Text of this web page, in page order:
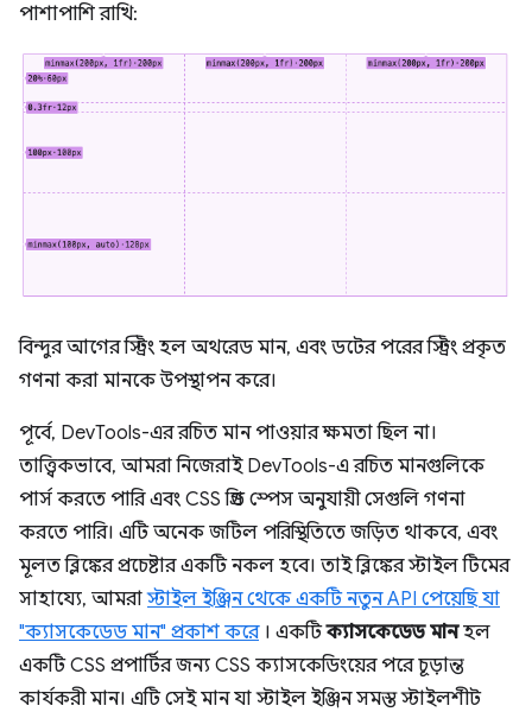
পাশাপাশি রাখি:
বিন্দুর আগের স্ট্রিং হল অথরেড মান, এবং ডটের পরের স্ট্রিং প্রকৃত
গণনা করা মানকে উপস্থাপন করে।
পূর্বে, DevTools-এর রচিত মান পাওয়ার ক্ষমতা ছিল না।
তাত্ত্বিকভাবে, আমরা নিজেরাই DevTools-এ রচিত মানগুলিকে
পার্স করতে পারি এবং CSS গ্রিড স্পেস অনুযায়ী সেগুলি গণনা
করতে পারি। এটি অনেক জটিল পরিস্থিতিতে জড়িত থাকবে, এবং
মূলত ব্লিঙ্কের প্রচেষ্টার একটি নকল হবে। তাই ব্লিঙ্কের স্টাইল টিমের
সাহায্যে, আমরাস্টাইল ইঞ্জিন থেকে একটি নতুন API পেয়েছি যা
"ক্যাসকেডেড মান" প্রকাশ করে। একটিক্যাসকেডেড মানহল
একটি CSS প্রপার্টির জন্য CSS ক্যাসকেডিংয়ের পরে চূড়ান্ত
কার্যকরী মান। এটি সেই মান যা স্টাইল ইঞ্জিন সমস্ত স্টাইলশীট